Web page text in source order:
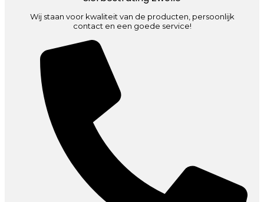
Wij staan voor kwaliteit van de producten, persoonlijk
contact en een goede service!